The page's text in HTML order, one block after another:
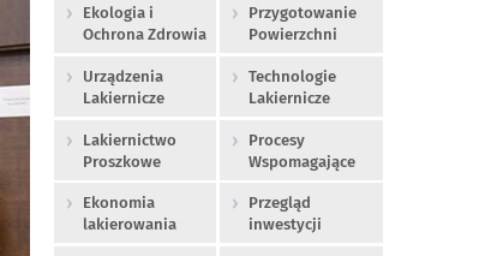
Ekologia i
Ochrona Zdrowia
Przygotowanie
Powierzchni
Urządzenia
Lakiernicze
Technologie
Lakiernicze
Lakiernictwo
Proszkowe
Procesy
Wspomagające
Ekonomia
lakierowania
Przegląd
inwestycji